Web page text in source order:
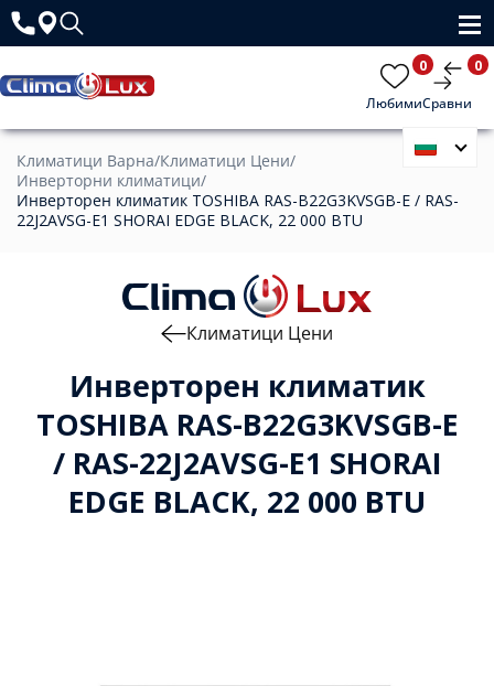
Любими
0
Сравни
0
Климатици Варна/Климатици Цени/
Инверторни климатици/
Инверторен климатик TOSHIBA RAS-B22G3KVSGB-E / RAS-
22J2AVSG-E1 SHORAI EDGE BLACK, 22 000 BTU
Инверторен климатик
TOSHIBA RAS-B22G3KVSGB-E
/ RAS-22J2AVSG-E1 SHORAI
EDGE BLACK, 22 000 BTU
Климатици Цени